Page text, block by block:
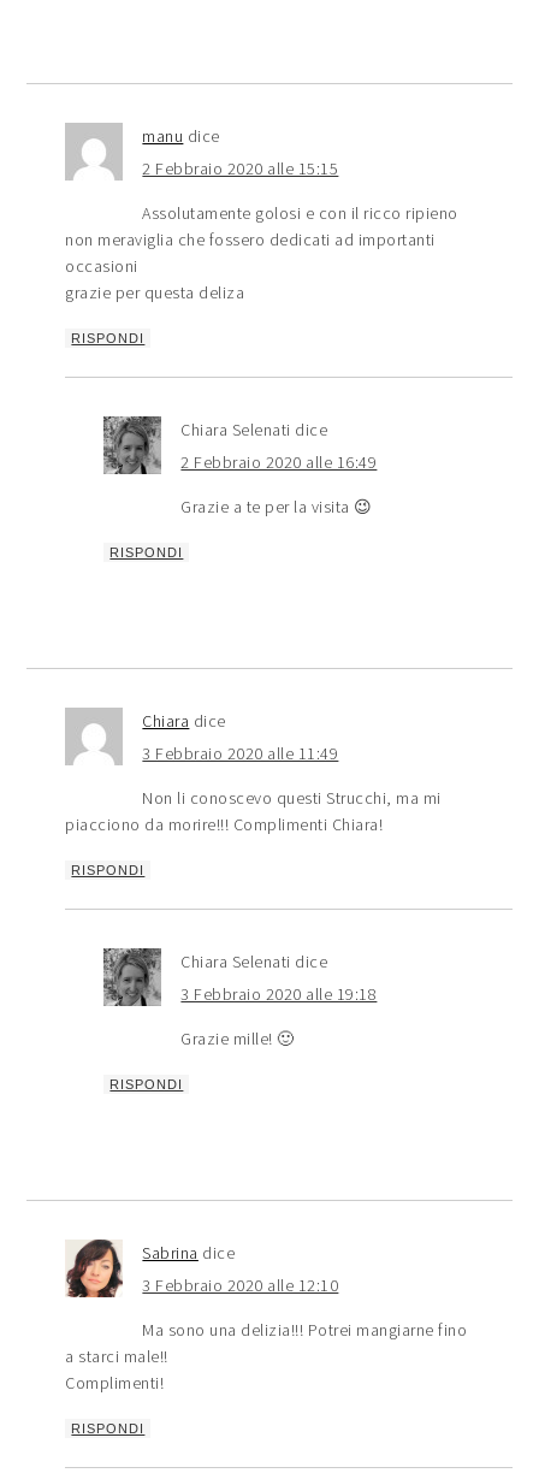
manu dice
2 Febbraio 2020 alle 15:15
Assolutamente golosi e con il ricco ripieno
non meraviglia che fossero dedicati ad importanti
occasioni
grazie per questa deliza
RISPONDI
Chiara Selenati dice
2 Febbraio 2020 alle 16:49
Grazie a te per la visita 😉
RISPONDI
Chiara dice
3 Febbraio 2020 alle 11:49
Non li conoscevo questi Strucchi, ma mi
piacciono da morire!!! Complimenti Chiara!
RISPONDI
Chiara Selenati dice
3 Febbraio 2020 alle 19:18
Grazie mille! 🙂
RISPONDI
Sabrina dice
3 Febbraio 2020 alle 12:10
Ma sono una delizia!!! Potrei mangiarne fino
a starci male!!
Complimenti!
RISPONDI